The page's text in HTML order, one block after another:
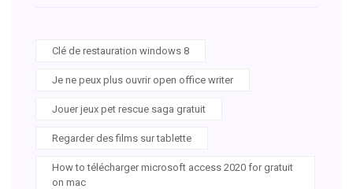
Clé de restauration windows 8
Je ne peux plus ouvrir open office writer
Jouer jeux pet rescue saga gratuit
Regarder des films sur tablette
How to télécharger microsoft access 2020 for gratuit
on mac